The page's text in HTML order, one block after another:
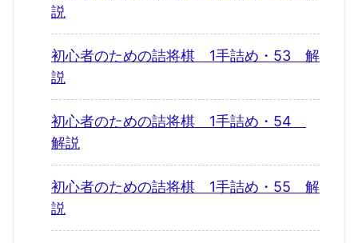
説
初心者のための詰将棋 1手詰め・53 解
説
初心者のための詰将棋 1手詰め・54
解説
初心者のための詰将棋 1手詰め・55 解
説